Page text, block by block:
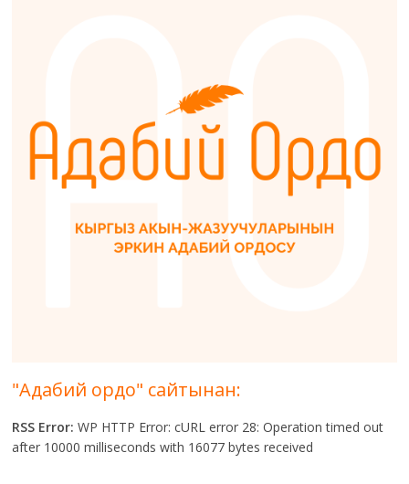
"Адабий ордо" сайтынан:
RSS Error: WP HTTP Error: cURL error 28: Operation timed out
after 10000 milliseconds with 16077 bytes received